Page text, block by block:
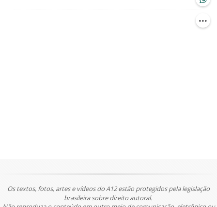
Os textos, fotos, artes e vídeos do A12 estão protegidos pela legislação
brasileira sobre direito autoral.